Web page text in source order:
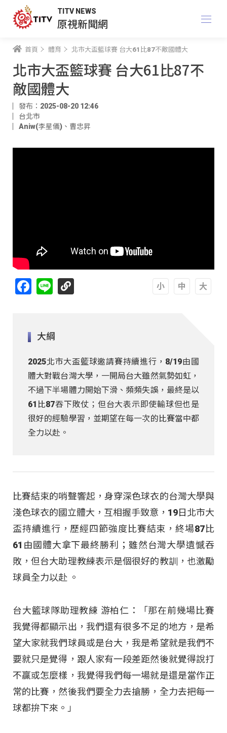
TITV NEWS
原視新聞網
首頁 體育 北市大盃籃球賽 台大61比87不敵國體大
北市大盃籃球賽 台大61比87不
敵國體大
發布：2025-08-20 12:46
台北市
Aniw(李星儀) 、 曹忠昇
Facebook
Line
大綱
2025北市大盃籃球邀請賽持續進行，8/19由國
體大對戰台灣大學，一開局台大雖然氣勢如虹，
不過下半場體力開始下滑、頻頻失誤，最終是以
61比87吞下敗仗；但台大表示即使輸球但也是
很好的經驗學習，並期望在每一次的比賽當中都
全力以赴。
比賽結束的哨聲響起，身穿深色球衣的台灣大學與
淺色球衣的國立體大，互相握手致意，19日北市大
盃持續進行，歷經四節強度比賽結束，終場87比
61由國體大拿下最終勝利；雖然台灣大學遺憾吞
敗，但台大助理教練表示是個很好的教訓，也激勵
球員全力以赴 。
台大籃球隊助理教練 游柏仁：「那在前幾場比賽
我覺得都顯示出，我們還有很多不足的地方，是希
望大家就我們球員或是台大，我是希望就是我們不
要就只是覺得，跟人家有一段差距然後就覺得說打
不贏或怎麼樣，我覺得我們每一場就是還是當作正
常的比賽，然後我們要全力去搶勝，全力去把每一
球都拚下來。」